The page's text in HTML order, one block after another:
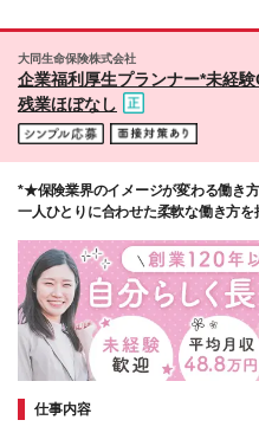
畿：大阪：奈良/京
九州・沖縄：福
大同生命保険株式会社
企業福利厚生プランナー*未経
残業ほぼなし
*★保険業界のイメージが変わる働き
一人ひとりに合わせた柔軟な働き方を
仕事内容